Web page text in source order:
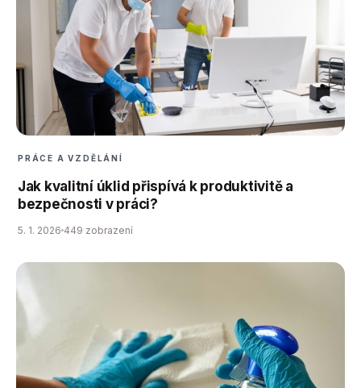
PRÁCE A VZDĚLÁNÍ
Jak kvalitní úklid přispívá k produktivitě a
bezpečnosti v práci?
5. 1. 2026 449 zobrazení